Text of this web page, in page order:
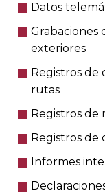
Datos
Grabaciones
exteriores
Registros de
rutas
Registros de
Registros de
Informes